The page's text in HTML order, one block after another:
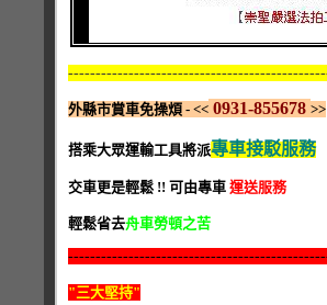
外縣市賞車免操煩 - << 0931-855678 >>
搭乘大眾運輸工具將派專車接駁服務
交車更是輕鬆 !! 可由專車 運送服務
輕鬆省去舟車勞頓之苦
"三大堅持"